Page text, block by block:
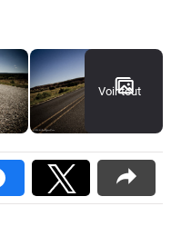
Voir tout